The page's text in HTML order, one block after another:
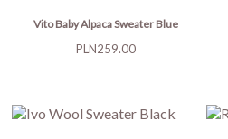
Vito Baby Alpaca Sweater Blue
Price
PLN259.00